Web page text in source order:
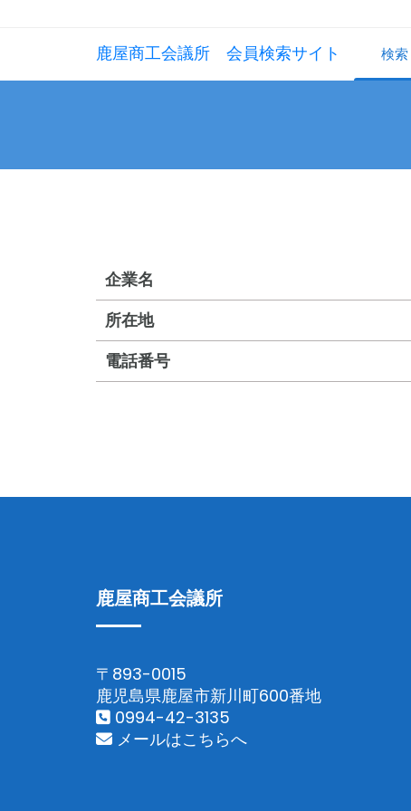
鹿屋商工会議所 会員検索サイト 検索
企業名
所在地
電話番号
鹿屋商工会議所
〒893-0015
鹿児島県鹿屋市新川町600番地
0994-42-3135
メールはこちらへ